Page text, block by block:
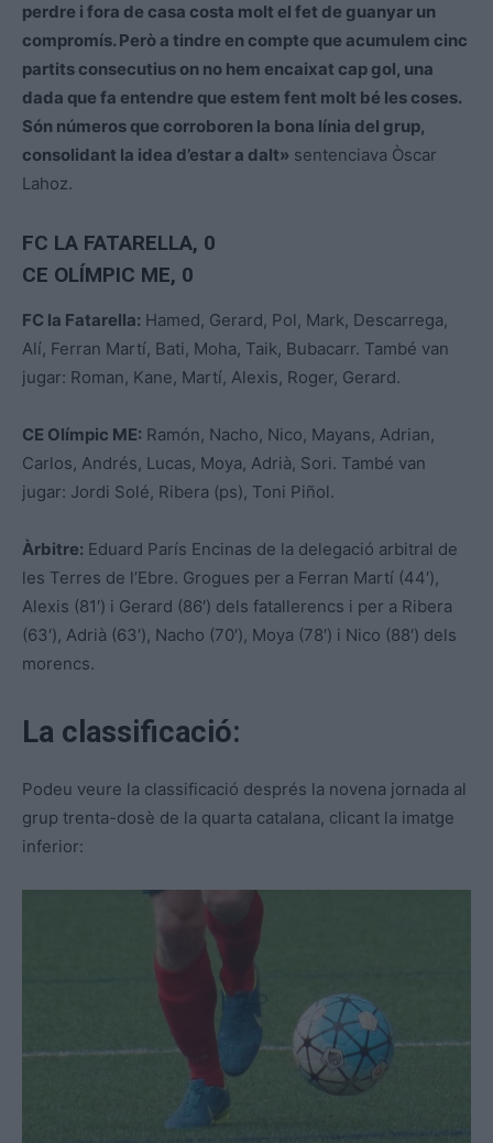
perdre i fora de casa costa molt el fet de guanyar un
compromís. Però a tindre en compte que acumulem cinc
partits consecutius on no hem encaixat cap gol, una
dada que fa entendre que estem fent molt bé les coses.
Són números que corroboren la bona línia del grup,
consolidant la idea d’estar a dalt» sentenciava Òscar
Lahoz.
FC LA FATARELLA, 0
CE OLÍMPIC ME, 0
FC la Fatarella: Hamed, Gerard, Pol, Mark, Descarrega,
Alí, Ferran Martí, Bati, Moha, Taik, Bubacarr. També van
jugar: Roman, Kane, Martí, Alexis, Roger, Gerard.
CE Olímpic ME: Ramón, Nacho, Nico, Mayans, Adrian,
Carlos, Andrés, Lucas, Moya, Adrià, Sori. També van
jugar: Jordi Solé, Ribera (ps), Toni Piñol.
Àrbitre: Eduard París Encinas de la delegació arbitral de
les Terres de l’Ebre. Grogues per a Ferran Martí (44′),
Alexis (81′) i Gerard (86′) dels fatallerencs i per a Ribera
(63′), Adrià (63′), Nacho (70′), Moya (78′) i Nico (88′) dels
morencs.
La classificació:
Podeu veure la classificació després la novena jornada al
grup trenta-dosè de la quarta catalana, clicant la imatge
inferior: